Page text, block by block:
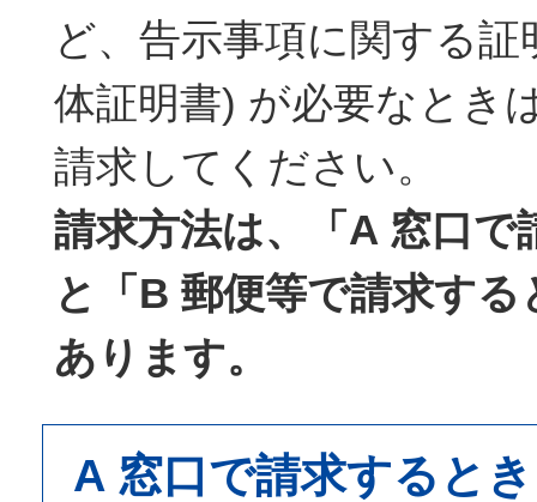
ど、告示事項に関する
体証明書) が必要なとき
請求してください。
請求方法は、「A 窓口で
と「B 郵便等で請求す
あります。
A 窓口で請求するとき